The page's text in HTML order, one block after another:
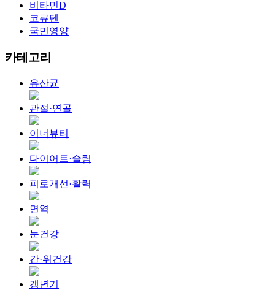
비타민D
코큐텐
국민영양
카테고리
유산균
관절·연골
이너뷰티
다이어트·슬림
피로개선·활력
면역
눈건강
간·위건강
갱년기